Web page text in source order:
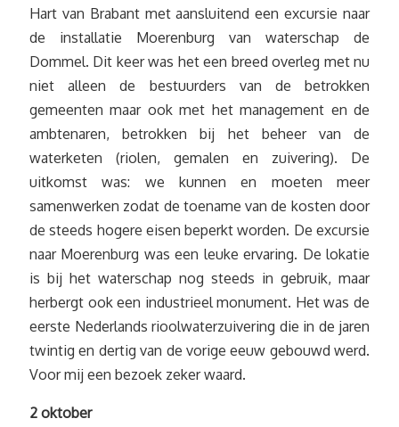
Hart van Brabant met aansluitend een excursie naar
de installatie Moerenburg van waterschap de
Dommel. Dit keer was het een breed overleg met nu
niet alleen de bestuurders van de betrokken
gemeenten maar ook met het management en de
ambtenaren, betrokken bij het beheer van de
waterketen (riolen, gemalen en zuivering). De
uitkomst was: we kunnen en moeten meer
samenwerken zodat de toename van de kosten door
de steeds hogere eisen beperkt worden. De excursie
naar Moerenburg was een leuke ervaring. De lokatie
is bij het waterschap nog steeds in gebruik, maar
herbergt ook een industrieel monument. Het was de
eerste Nederlands rioolwaterzuivering die in de jaren
twintig en dertig van de vorige eeuw gebouwd werd.
Voor mij een bezoek zeker waard.
2 oktober